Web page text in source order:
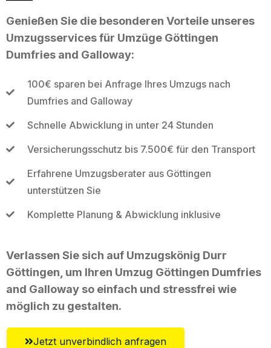
Genießen Sie die besonderen Vorteile unseres
Umzugsservices für Umzüge Göttingen
Dumfries and Galloway:
100€ sparen bei Anfrage Ihres Umzugs nach
Dumfries and Galloway
Schnelle Abwicklung in unter 24 Stunden
Versicherungsschutz bis 7.500€ für den Transport
Erfahrene Umzugsberater aus Göttingen
unterstützen Sie
Komplette Planung & Abwicklung inklusive
Verlassen Sie sich auf Umzugskönig Durr
Göttingen, um Ihren Umzug Göttingen Dumfries
and Galloway so einfach und stressfrei wie
möglich zu gestalten.
Jetzt unverbindlich anfragen